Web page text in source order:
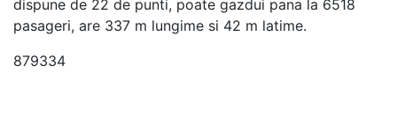
dispune de 22 de punti, poate gazdui pana la 6518
pasageri, are 337 m lungime si 42 m latime.
879334